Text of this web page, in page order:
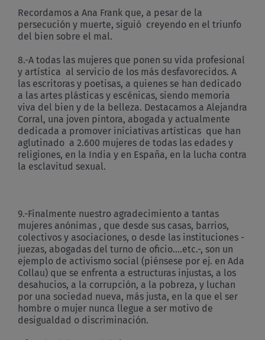
Recordamos a Ana Frank que, a pesar de la
persecución y muerte, siguió creyendo en el triunfo
del bien sobre el mal.
8.-A todas las mujeres que ponen su vida profesional
y artística al servicio de los más desfavorecidos. A
las escritoras y poetisas, a quienes se han dedicado
a las artes plásticas y escénicas, siendo memoria
viva del bien y de la belleza. Destacamos a Alejandra
Corral, una joven pintora, abogada y actualmente
dedicada a promover iniciativas artísticas que han
aglutinado a 2.600 mujeres de todas las edades y
religiones, en la India y en España, en la lucha contra
la esclavitud sexual.
9.-Finalmente nuestro agradecimiento a tantas
mujeres anónimas , que desde sus casas, barrios,
colectivos y asociaciones, o desde las instituciones -
juezas, abogadas del turno de oficio….etc.-, son un
ejemplo de activismo social (piénsese por ej. en Ada
Collau) que se enfrenta a estructuras injustas, a los
desahucios, a la corrupción, a la pobreza, y luchan
por una sociedad nueva, más justa, en la que el ser
hombre o mujer nunca llegue a ser motivo de
desigualdad o discriminación.